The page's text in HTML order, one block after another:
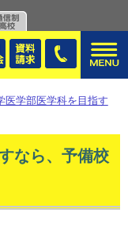
医学部医学科を目指す
なら、予備校